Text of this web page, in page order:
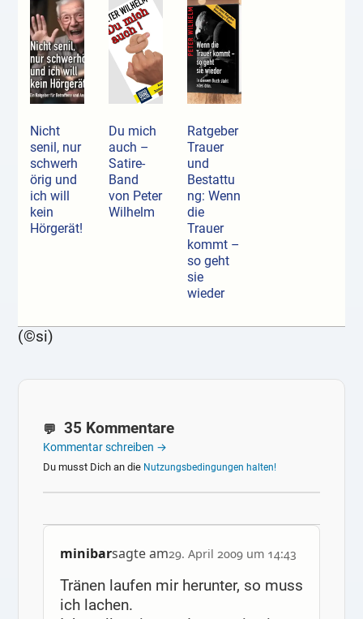
Nicht
senil, nur
schwerh
örig und
ich will
kein
Hörgerät!
Du mich
auch –
Satire-
Band
von Peter
Wilhelm
Ratgeber
Trauer
und
Bestattu
ng: Wenn
die
Trauer
kommt –
so geht
sie
wieder
(©si)
35 Kommentare
Kommentar schreiben →
Du musst Dich an die Nutzungsbedingungen halten!
minibarsagte am29. April 2009 um 14:43
Tränen laufen mir herunter, so muss
ich lachen.